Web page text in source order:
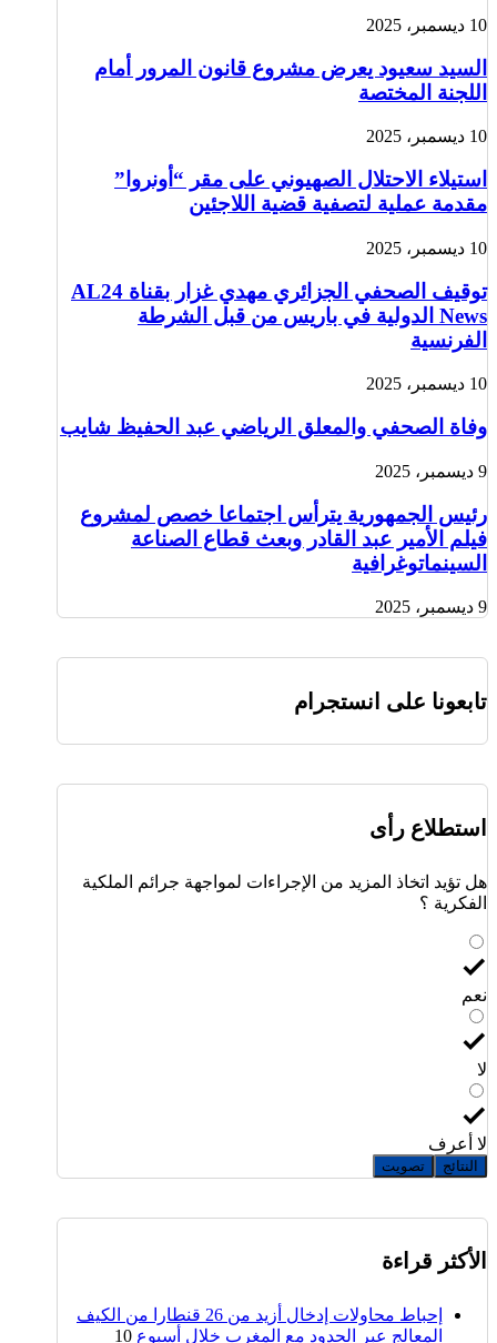
10 ديسمبر، 2025
السيد سعيود يعرض مشروع قانون المرور أمام
اللجنة المختصة
10 ديسمبر، 2025
استيلاء الاحتلال الصهيوني على مقر “أونروا”
مقدمة عملية لتصفية قضية اللاجئين
10 ديسمبر، 2025
توقيف الصحفي الجزائري مهدي غزار بقناة AL24
News الدولية في باريس من قبل الشرطة
الفرنسية
10 ديسمبر، 2025
وفاة الصحفي والمعلق الرياضي عبد الحفيظ شايب
9 ديسمبر، 2025
رئيس الجمهورية يترأس اجتماعا خصص لمشروع
فيلم الأمير عبد القادر وبعث قطاع الصناعة
السينماتوغرافية
9 ديسمبر، 2025
تابعونا على انستجرام
استطلاع رأى
هل تؤيد اتخاذ المزيد من الإجراءات لمواجهة جرائم الملكية
الفكرية ؟
نعم
لا
لا أعرف
النتائج تصويت
الأكثر قراءة
إحباط محاولات إدخال أزيد من 26 قنطارا من الكيف
المعالج عبر الحدود مع المغرب خلال أسبوع 10